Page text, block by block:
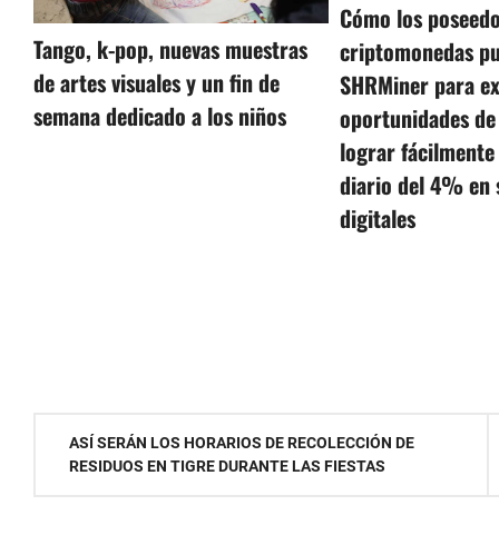
Tango, k-pop, nuevas muestras
de artes visuales y un fin de
semana dedicado a los niños
Cómo los
criptomonedas
SHRMiner para
oportunidades
lograr
diario del 4% en
digitales
Navegación
ASÍ SERÁN LOS HORARIOS DE RECOLECCIÓN DE
RESIDUOS EN TIGRE DURANTE LAS FIESTAS